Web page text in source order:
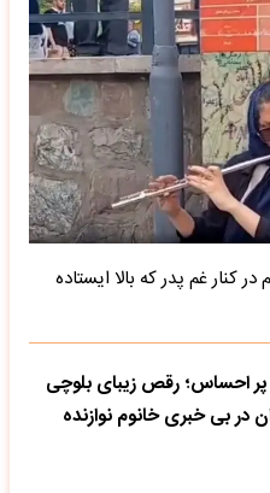
کنار غم پدر که بالا ایستاده
احساس؛ رقص زیبای بلوچی
در بی خبری خانوم نوازنده